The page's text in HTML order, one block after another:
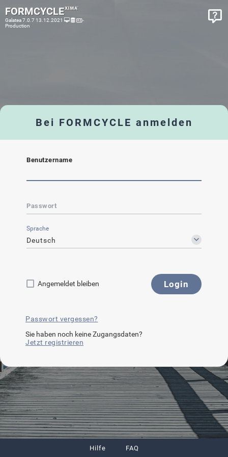
FORMCYCLE
Galatea 7.0.7 13.12.2021
-
Production
Bei FORMCYCLE anmelden
Benutzername
Passwort
Sprache
Deutsch
Angemeldet bleiben Login
Passwort vergessen?
Sie haben noch keine Zugangsdaten?
Jetzt registrieren
Hilfe FAQ